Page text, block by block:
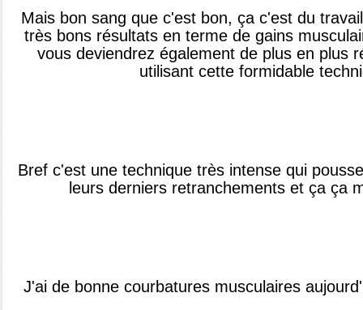
Mais bon sang que c'est bon, ça c'est du
très bons résultats en terme de gains
vous deviendrez également de plus en plus
utilisant cette formidable
Bref c'est une technique très intense qui
leurs derniers retranchements et ça ça
J'ai de bonne courbatures musculaires